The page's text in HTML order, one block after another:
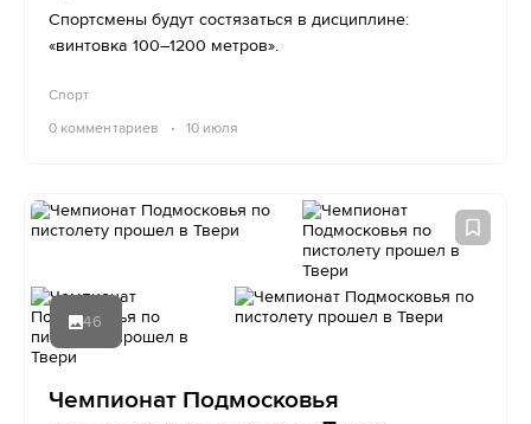
Спортсмены будут состязаться в дисциплине:
«винтовка 100–1200 метров».
Спорт
0 комментариев 10 июля
46
Чемпионат Подмосковья